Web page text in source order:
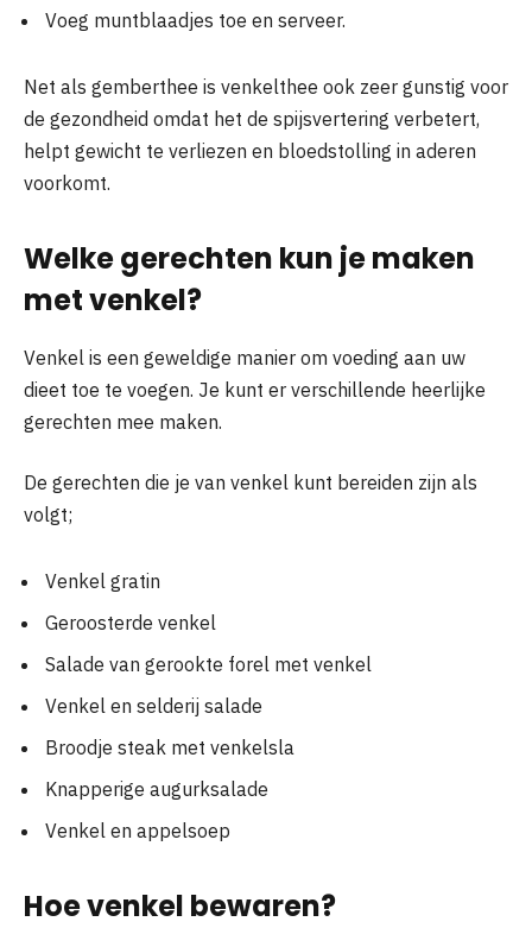
Voeg muntblaadjes toe en serveer.
Net als gemberthee is venkelthee ook zeer gunstig voor
de gezondheid omdat het de spijsvertering verbetert,
helpt gewicht te verliezen en bloedstolling in aderen
voorkomt.
Welke gerechten kun je maken
met venkel?
Venkel is een geweldige manier om voeding aan uw
dieet toe te voegen. Je kunt er verschillende heerlijke
gerechten mee maken.
De gerechten die je van venkel kunt bereiden zijn als
volgt;
Venkel gratin
Geroosterde venkel
Salade van gerookte forel met venkel
Venkel en selderij salade
Broodje steak met venkelsla
Knapperige augurksalade
Venkel en appelsoep
Hoe venkel bewaren?